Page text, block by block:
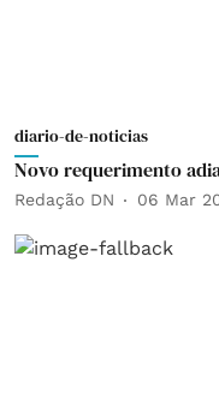
diario-de-noticias
Novo requerimento
Redação DN 06 Mar